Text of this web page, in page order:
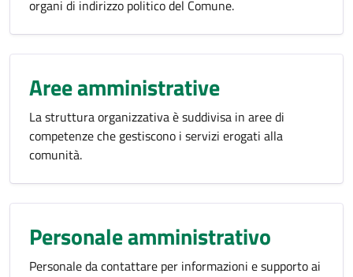
organi di indirizzo politico del Comune.
Aree amministrative
La struttura organizzativa è suddivisa in aree di
competenze che gestiscono i servizi erogati alla
comunità.
Personale amministrativo
Personale da contattare per informazioni e supporto ai